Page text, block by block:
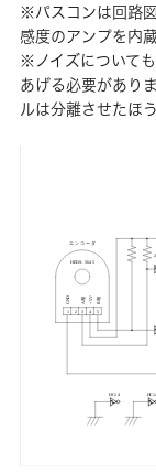
※パスコンは回路
感度のアンプを内
※ノイズについて
あげる必要があり
ルは分離させたほ